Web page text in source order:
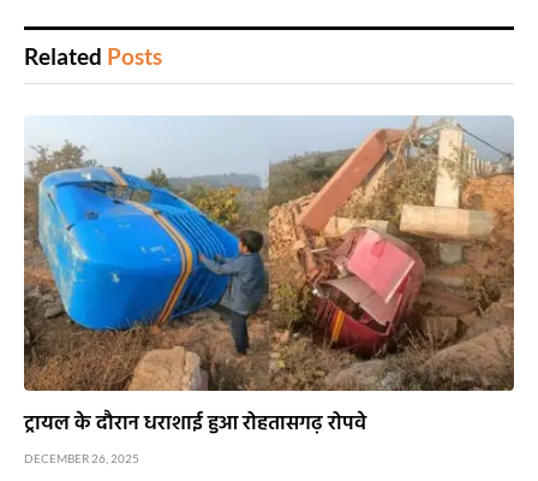
Related Posts
ट्रायल के दौरान धराशाई हुआ रोहतासगढ़ रोपवे
DECEMBER 26, 2025